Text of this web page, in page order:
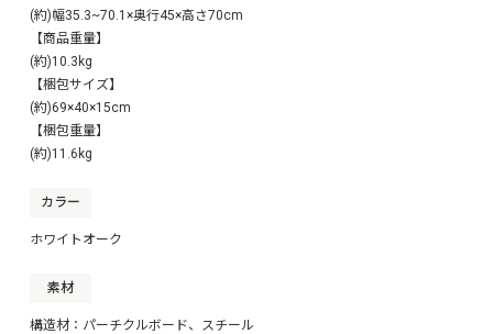
(約)幅35.3~70.1×奥行45×高さ70cm
【商品重量】
(約)10.3kg
【梱包サイズ】
(約)69×40×15cm
【梱包重量】
(約)11.6kg
カラー
ホワイトオーク
素材
構造材：パーチクルボード、スチール